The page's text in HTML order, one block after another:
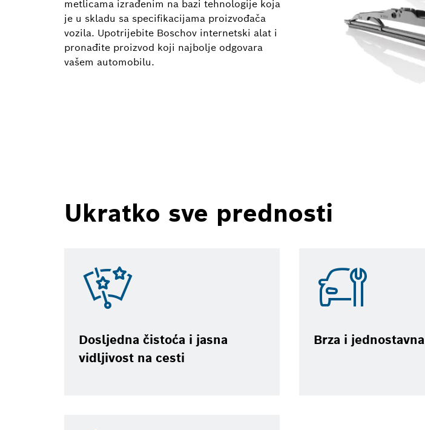
metlicama izrađenim na bazi tehnologije koja
je u skladu sa specifikacijama proizvođača
vozila. Upotrijebite Boschov internetski alat i
pronađite proizvod koji najbolje odgovara
vašem automobilu.
Ukratko sve prednosti
Dosljedna čistoća i jasna
vidljivost na cesti
Brza i